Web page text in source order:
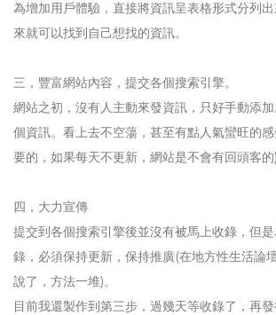
為增加用戶體驗，直接將資訊呈表格形式分列
來就可以找到自己想找的資訊。
三，豐富網站內容，提交各個搜索引擎。
網站之初，沒有人主動來發資訊，只好手動添
個資訊。看上去不空蕩，甚至有點人氣蠻旺的
要的，如果每天不更新，網站是不會有回頭客的)
四，大力宣傳
提交到各個搜索引擎後並沒有被馬上收錄，但
錄，必須保持更新，保持推廣(在地方性生活論
說了，方法一堆)。
目前我還製作到第三步，過幾天等收錄了，再